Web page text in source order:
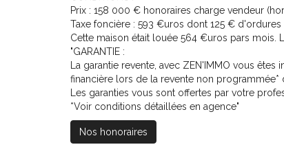
Prix : 158 000 € honoraires charge vendeur
Taxe foncière : 593 €uros dont 125 € d'ordures
Cette maison était louée 564 €uros pars mois.
"GARANTIE :
La garantie revente, avec ZEN'IMMO vous
financière lors de la revente non programmée*
Les garanties vous sont offertes par votre
*Voir conditions détaillées en agence"
Nos honoraires